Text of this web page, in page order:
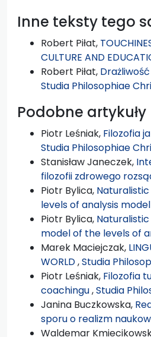
Inne teksty tego
Robert Piłat,
CULTURE AND
Robert Piłat,
Studia Philosophiae
Podobne artykuły
Piotr Leśniak, Filozofia
Studia Philosophiae
Stanisław Janeczek,
filozofii zdrowego
Piotr Bylica,
levels of analysis model
Piotr Bylica,
model of the levels of
Marek Maciejczak,
WORLD,Studia
Piotr Leśniak, Filozofia
coachingu,Studia
Janina Buczkowska,
sporu o realizm
Waldemar